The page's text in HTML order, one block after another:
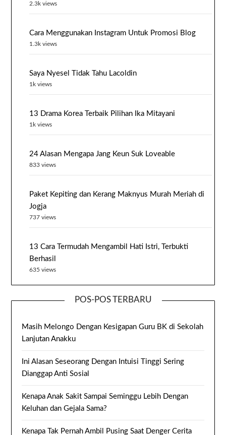
2.3k views
Cara Menggunakan Instagram Untuk Promosi Blog
1.3k views
Saya Nyesel Tidak Tahu Lacoldin
1k views
13 Drama Korea Terbaik Pilihan Ika Mitayani
1k views
24 Alasan Mengapa Jang Keun Suk Loveable
833 views
Paket Kepiting dan Kerang Maknyus Murah Meriah di
Jogja
737 views
13 Cara Termudah Mengambil Hati Istri, Terbukti
Berhasil
635 views
POS-POS TERBARU
Masih Melongo Dengan Kesigapan Guru BK di Sekolah
Lanjutan Anakku
Ini Alasan Seseorang Dengan Intuisi Tinggi Sering
Dianggap Anti Sosial
Kenapa Anak Sakit Sampai Seminggu Lebih Dengan
Keluhan dan Gejala Sama?
Kenapa Tak Pernah Ambil Pusing Saat Denger Cerita